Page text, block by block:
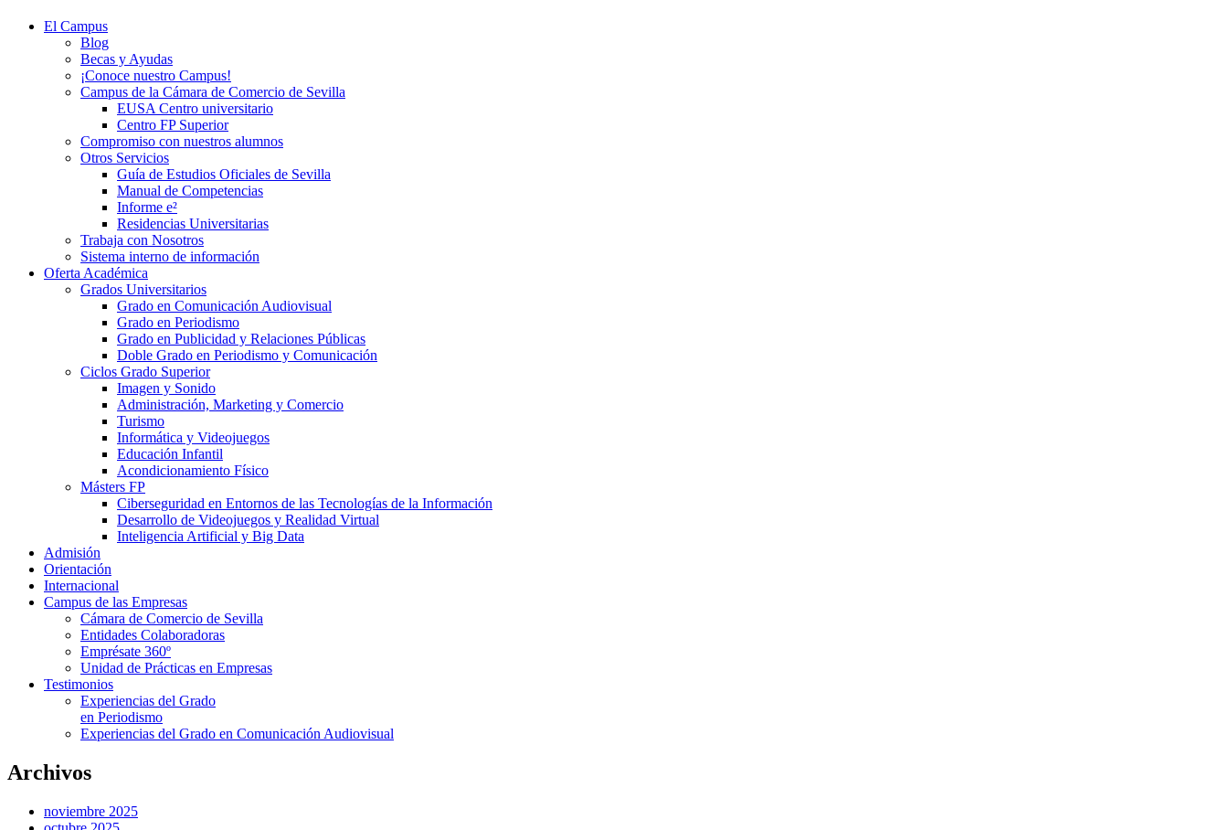
El Campus
Blog
Becas y Ayudas
¡Conoce nuestro Campus!
Campus de la Cámara de Comercio de Sevilla
EUSA Centro universitario
Centro FP Superior
Compromiso con nuestros alumnos
Otros Servicios
Guía de Estudios Oficiales de Sevilla
Manual de Competencias
Informe e²
Residencias Universitarias
Trabaja con Nosotros
Sistema interno de información
Oferta Académica
Grados Universitarios
Grado en Comunicación Audiovisual
Grado en Periodismo
Grado en Publicidad y Relaciones Públicas
Doble Grado en Periodismo y Comunicación
Ciclos Grado Superior
Imagen y Sonido
Administración, Marketing y Comercio
Turismo
Informática y Videojuegos
Educación Infantil
Acondicionamiento Físico
Másters FP
Ciberseguridad en Entornos de las Tecnologías de la Información
Desarrollo de Videojuegos y Realidad Virtual
Inteligencia Artificial y Big Data
Admisión
Orientación
Internacional
Campus de las Empresas
Cámara de Comercio de Sevilla
Entidades Colaboradoras
Emprésate 360º
Unidad de Prácticas en Empresas
Testimonios
Experiencias del Grado
en Periodismo
Experiencias del Grado en Comunicación Audiovisual
Archivos
noviembre 2025